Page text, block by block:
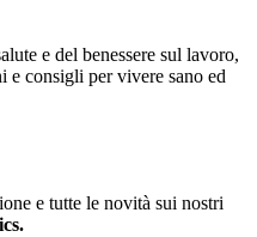
e del benessere sul lavoro,
consigli per vivere sano ed
e tutte le novità sui nostri